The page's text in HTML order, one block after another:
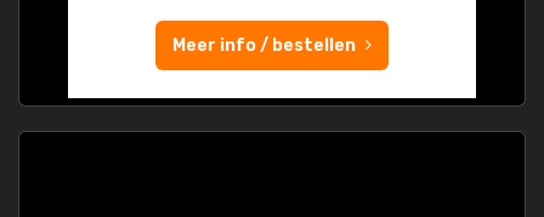
Meer info / bestellen